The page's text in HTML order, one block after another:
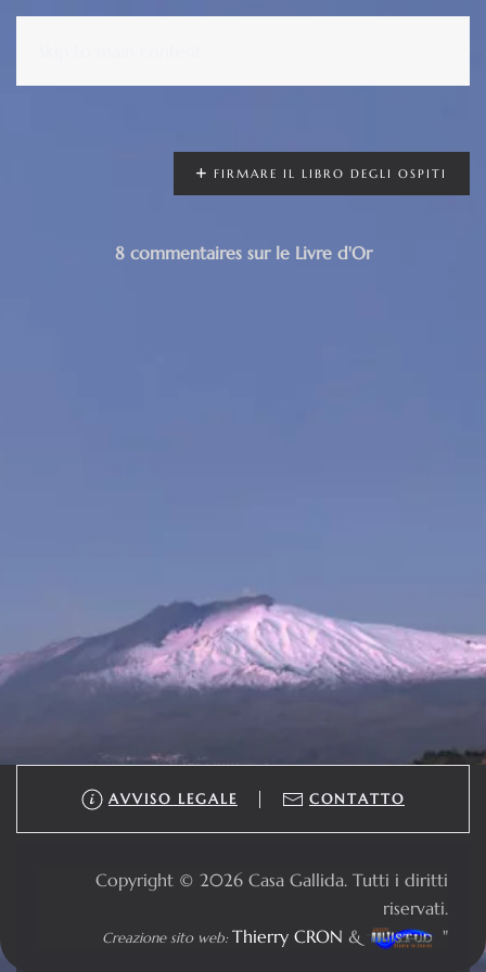
FIRMARE IL LIBRO DEGLI OSPITI
8 commentaires sur le Livre d'Or
AVVISO LEGALE CONTATTO
Copyright © 2026 Casa Gallida. Tutti i diritti
riservati.
Creazione sito web:Thierry CRON & "